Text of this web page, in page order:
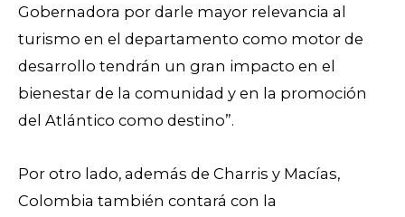
Gobernadora por darle mayor relevancia al
turismo en el departamento como motor de
desarrollo tendrán un gran impacto en el
bienestar de la comunidad y en la promoción
del Atlántico como destino”.
Por otro lado, además de Charris y Macías,
Colombia también contará con la